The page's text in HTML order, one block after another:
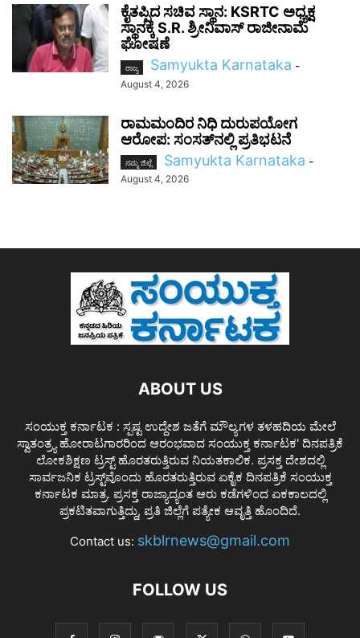
ಕೈತಪ್ಪಿದ ಸಚಿವ ಸ್ಥಾನ: KSRTC ಅಧ್ಯಕ್ಷ
ಸ್ಥಾನಕ್ಕೆ S.R. ಶ್ರೀನಿವಾಸ್ ರಾಜೀನಾಮೆ
ಘೋಷಣೆ
ರಾಜ್ಯ Samyukta Karnataka -
August 4, 2026
ರಾಮಮಂದಿರ ನಿಧಿ ದುರುಪಯೋಗ
ಆರೋಪ: ಸಂಸತ್‌ನಲ್ಲಿ ಪ್ರತಿಭಟನೆ
ನಮ್ಮ ಜಿಲ್ಲೆ Samyukta Karnataka -
August 4, 2026
ABOUT US
ಸಂಯುಕ್ತ ಕರ್ನಾಟಕ : ಸ್ಪಷ್ಟ ಉದ್ದೇಶ ಜತೆಗೆ ಮೌಲ್ಯಗಳ ತಳಹದಿಯ ಮೇಲೆ
ಸ್ವಾತಂತ್ರ್ಯ ಹೋರಾಟಗಾರರಿಂದ ಆರಂಭವಾದ ಸಂಯುಕ್ತ ಕರ್ನಾಟಕ' ದಿನಪತ್ರಿಕೆ
ಲೋಕಶಿಕ್ಷಣ ಟ್ರಸ್ಟ್ ಹೊರತರುತ್ತಿರುವ ನಿಯತಕಾಲಿಕ. ಪ್ರಸಕ್ತ ದೇಶದಲ್ಲಿ
ಸಾರ್ವಜನಿಕ ಟ್ರಸ್ಟ್‌ವೊಂದು ಹೊರತರುತ್ತಿರುವ ಏಕೈಕ ದಿನಪತ್ರಿಕೆ ಸಂಯುಕ್ತ
ಕರ್ನಾಟಕ ಮಾತ್ರ. ಪ್ರಸಕ್ತ ರಾಜ್ಯಾದ್ಯಂತ ಆರು ಕಡೆಗಳಿಂದ ಏಕಕಾಲದಲ್ಲಿ
ಪ್ರಕಟಿತವಾಗುತ್ತಿದ್ದು, ಪ್ರತಿ ಜಿಲ್ಲೆಗೆ ಪತ್ಯೇಕ ಆವೃತ್ತಿ ಹೊಂದಿದೆ.
Contact us: skblrnews@gmail.com
FOLLOW US